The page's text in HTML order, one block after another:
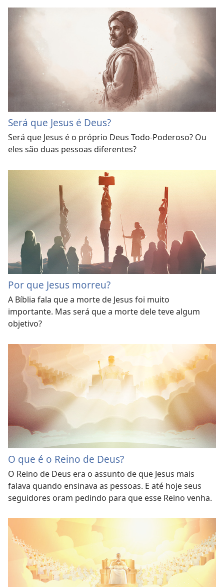
Será que Jesus é Deus?
Será que Jesus é o próprio Deus Todo-Poderoso? Ou
eles são duas pessoas diferentes?
Por que Jesus morreu?
A Bíblia fala que a morte de Jesus foi muito
importante. Mas será que a morte dele teve algum
objetivo?
O que é o Reino de Deus?
O Reino de Deus era o assunto de que Jesus mais
falava quando ensinava as pessoas. E até hoje seus
seguidores oram pedindo para que esse Reino venha.